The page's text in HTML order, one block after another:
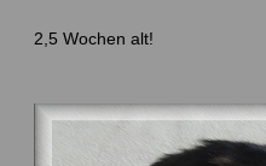
2,5 Wochen alt!